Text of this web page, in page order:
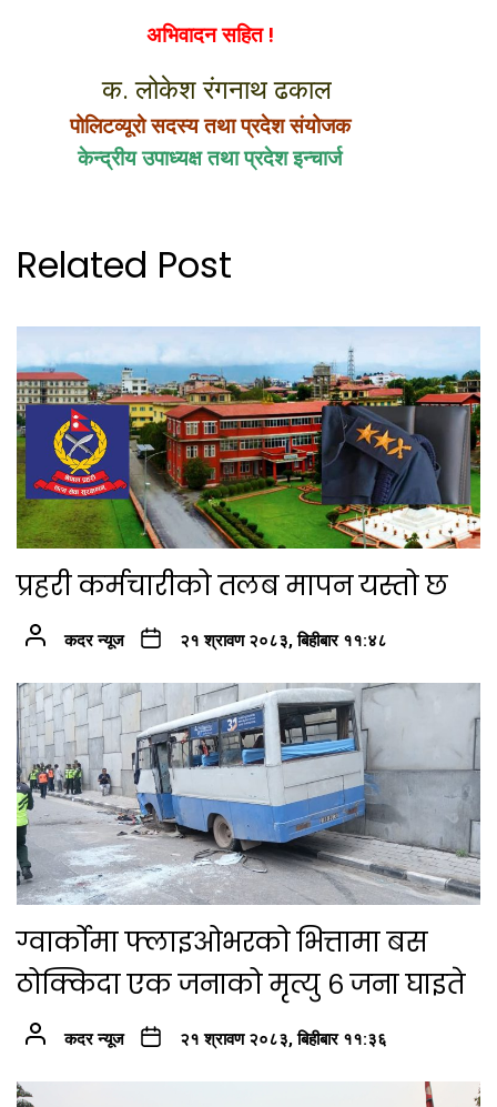
अभिवादन सहित !
क. लोकेश रंगनाथ ढकाल
पोलिटव्यूरो सदस्य तथा प्रदेश संयोजक
केन्द्रीय उपाध्यक्ष तथा प्रदेश इन्चार्ज
Related Post
प्रहरी कर्मचारीको तलब मापन यस्तो छ
कदर न्यूज २१ श्रावण २०८३, बिहीबार ११:४८
ग्वार्कोमा फ्लाइओभरको भित्तामा बस
ठोक्किदा एक जनाको मृत्यु ६ जना घाइते
कदर न्यूज २१ श्रावण २०८३, बिहीबार ११:३६